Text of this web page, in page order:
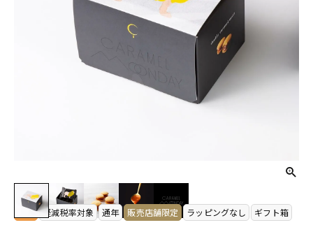
常温 軽減税率対象 通年 販売店舗限定 ラッピングなし ギフト箱